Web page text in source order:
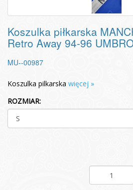
Koszulka piłkarska
Retro Away 94-96
MU--00987
Koszulka pilkarska więcej »
ROZMIAR: